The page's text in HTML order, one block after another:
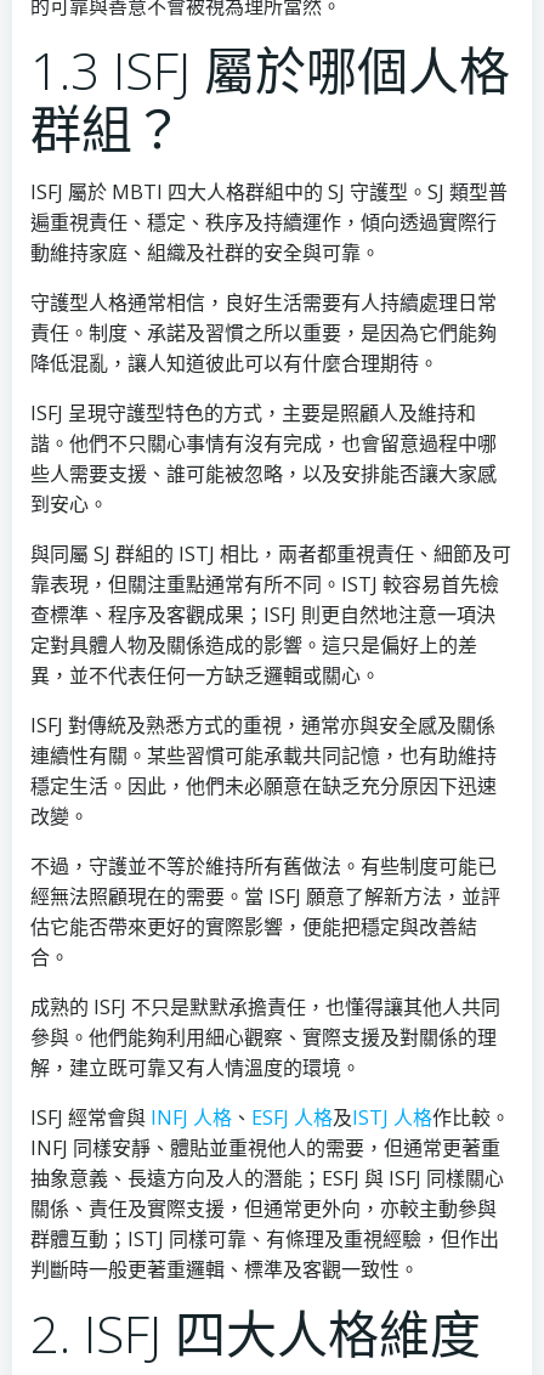
的可靠與善意不會被視為理所當然。
1.3 ISFJ 屬於哪個人格
群組？
ISFJ 屬於 MBTI 四大人格群組中的 SJ 守護型。SJ 類型普
遍重視責任、穩定、秩序及持續運作，傾向透過實際行
動維持家庭、組織及社群的安全與可靠。
守護型人格通常相信，良好生活需要有人持續處理日常
責任。制度、承諾及習慣之所以重要，是因為它們能夠
降低混亂，讓人知道彼此可以有什麼合理期待。
ISFJ 呈現守護型特色的方式，主要是照顧人及維持和
諧。他們不只關心事情有沒有完成，也會留意過程中哪
些人需要支援、誰可能被忽略，以及安排能否讓大家感
到安心。
與同屬 SJ 群組的 ISTJ 相比，兩者都重視責任、細節及可
靠表現，但關注重點通常有所不同。ISTJ 較容易首先檢
查標準、程序及客觀成果；ISFJ 則更自然地注意一項決
定對具體人物及關係造成的影響。這只是偏好上的差
異，並不代表任何一方缺乏邏輯或關心。
ISFJ 對傳統及熟悉方式的重視，通常亦與安全感及關係
連續性有關。某些習慣可能承載共同記憶，也有助維持
穩定生活。因此，他們未必願意在缺乏充分原因下迅速
改變。
不過，守護並不等於維持所有舊做法。有些制度可能已
經無法照顧現在的需要。當 ISFJ 願意了解新方法，並評
估它能否帶來更好的實際影響，便能把穩定與改善結
合。
成熟的 ISFJ 不只是默默承擔責任，也懂得讓其他人共同
參與。他們能夠利用細心觀察、實際支援及對關係的理
解，建立既可靠又有人情溫度的環境。
ISFJ 經常會與 INFJ 人格 、 ESFJ 人格及ISTJ 人格作比較。
INFJ 同樣安靜、體貼並重視他人的需要，但通常更著重
抽象意義、長遠方向及人的潛能；ESFJ 與 ISFJ 同樣關心
關係、責任及實際支援，但通常更外向，亦較主動參與
群體互動；ISTJ 同樣可靠、有條理及重視經驗，但作出
判斷時一般更著重邏輯、標準及客觀一致性。
2. ISFJ 四大人格維度